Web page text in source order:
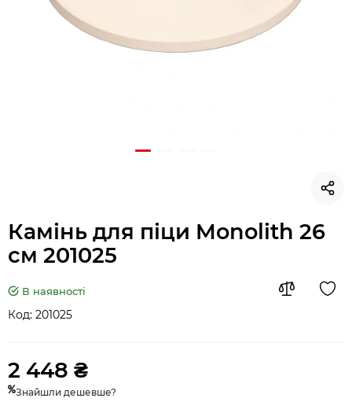
Камінь для піци Monolith 26
см 201025
В наявності
Код: 201025
2 448 ₴
Знайшли дешевше?